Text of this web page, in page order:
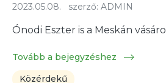
2023.05.08. szerző: ADMIN
Ónodi Eszter is a Meskán vásárol
Tovább a bejegyzéshez
Közérdekű